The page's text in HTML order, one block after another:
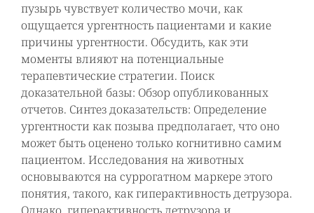
пузырь чувствует количество мочи, как
ощущается ургентность пациентами и какие
причины ургентности. Обсудить, как эти
моменты влияют на потенциальные
терапевтические стратегии. Поиск
доказательной базы: Обзор опубликованных
отчетов. Синтез доказательств: Определение
ургентности как позыва предполагает, что оно
может быть оценено только когнитивно самим
пациентом. Исследования на животных
основываются на суррогатном маркере этого
понятия, такого, как гиперактивность детрузора.